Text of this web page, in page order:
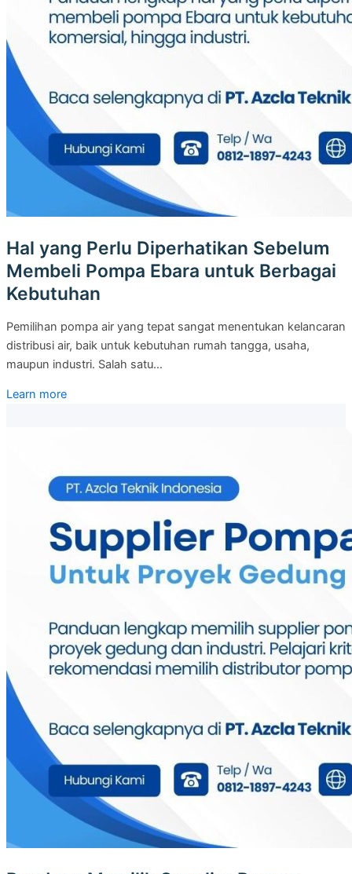
Hal yang Perlu Diperhatikan Sebelum
Membeli Pompa Ebara untuk Berbagai
Kebutuhan
Pemilihan pompa air yang tepat sangat menentukan kelancaran
distribusi air, baik untuk kebutuhan rumah tangga, usaha,
maupun industri. Salah satu…
Learn more